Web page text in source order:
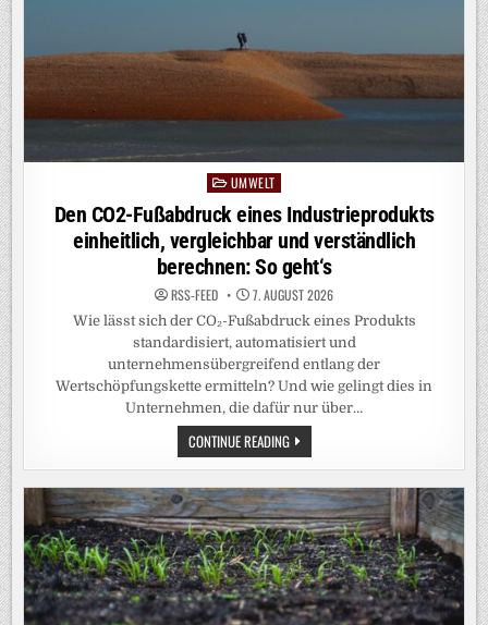
EIN
PostedUMWELT
Den CO2-Fußabdruck eines Industrieprodukts
einheitlich, vergleichbar und verständlich
berechnen: So geht‘s
RSS-FEED 7. AUGUST 2026
Wie lässt sich der CO₂-Fußabdruck eines Produkts
standardisiert, automatisiert und
unternehmensübergreifend entlang der
Wertschöpfungskette ermitteln? Und wie gelingt dies in
Unternehmen, die dafür nur über…
CONTINUE READINGDEN
CO2-
FUSSABDRUCK E
NDUSTRIEPRODUKTS E
INHEITLICH, V
ERGLEICHBAR U
ND V
ERSTÄNDLICH B
ERECHNEN: S
O G
EHT‘S